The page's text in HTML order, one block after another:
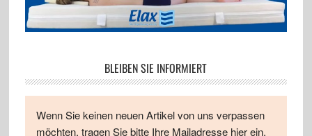
BLEIBEN SIE INFORMIERT
Wenn Sie keinen neuen Artikel von uns verpassen
möchten, tragen Sie bitte Ihre Mailadresse hier ein.